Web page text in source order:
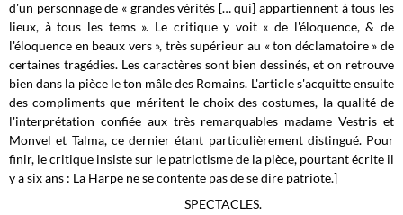
d'un personnage de « grandes vérités [… qui] appartiennent à tous les
lieux, à tous les tems ». Le critique y voit « de l'éloquence, & de
l'éloquence en beaux vers », très supérieur au « ton déclamatoire » de
certaines tragédies. Les caractères sont bien dessinés, et on retrouve
bien dans la pièce le ton mâle des Romains. L'article s'acquitte ensuite
des compliments que méritent le choix des costumes, la qualité de
l'interprétation confiée aux très remarquables madame Vestris et
Monvel et Talma, ce dernier étant particulièrement distingué. Pour
finir, le critique insiste sur le patriotisme de la pièce, pourtant écrite il
y a six ans : La Harpe ne se contente pas de se dire patriote.]
SPECTACLES.